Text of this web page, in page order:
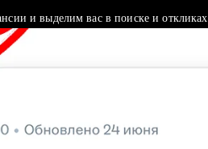
и выделим вас в поиске и откликах